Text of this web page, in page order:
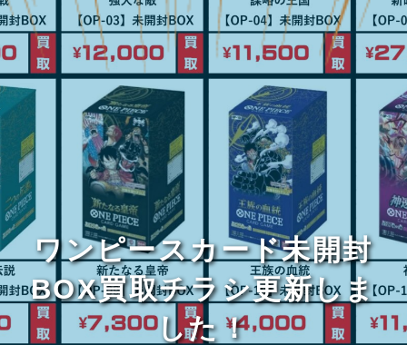
ワンピースカード未開封
BOX買取チラシ更新しま
した！